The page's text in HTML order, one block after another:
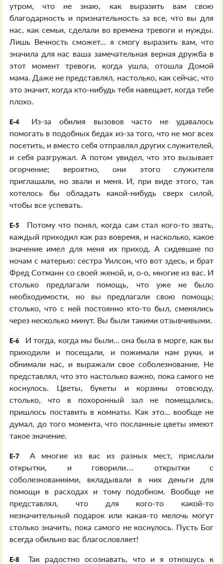
утром, что не знаю, как выразить вам свою
благодарность и признательность за все, что вы для
нас, как семьи, сделали во времена тревоги и нужды.
Лишь Вечность сможет... я смогу выразить вам, что
значила для нас ваша замечательная верная дружба в
этот момент тревоги, когда ушла, отошла Домой
мама. Даже не представлял, настолько, как сейчас, что
это значит, когда кто-нибудь тебя навещает, когда тебе
плохо.
E-4
Из-за обилия вызовов часто не удавалось
помогать в подобных бедах из-за того, что не мог всех
посетить, и вместо себя отправлял других служителей,
и себя разгружал. А потом увидел, что это вызывает
огорчение; вероятно, они этого служителя
приглашали, но звали и меня. И, при виде этого, так
хотелось бы обладать какой-нибудь сверх силой,
чтобы все успевать.
E-5
Потому что понял, когда сам стал кого-то звать,
каждый приходил как раз вовремя, и насколько, какое
значение имел для меня их приход. А сидевшие по
ночам с матерью: сестра Уилсон, что вот здесь, и брат
Фред Сотманн со своей женой, и, о-о, многие из вас. И
столько предлагали помощь, что уже не было
необходимости, но вы предлагали свою помощь;
столько, что с ней постоянно кто-то был, сменялись
через несколько минут. Вы были такими отзывчивыми.
E-6
И тогда, когда мы были... она была в морге, как вы
приходили и посещали, и пожимали нам руки, и
обнимали нас, и выражали свое соболезнование. Не
представлял, что это настолько важно, пока самого не
коснулось. Цветы, букеты и корзины отовсюду,
столько, что в похоронный зал не помещались,
пришлось поставить в комнаты. Как это... вообще не
думал, до того момента, что посланные цветы имеют
такое значение.
E-7
А многие из вас из разных мест, прислали
открытки, и говорили… открытки с
соболезнованиями, вкладывали в них деньги для
помощи в расходах и тому подобном. Вообще не
представлял, что для кого-то какой-то
незначительный подарок или какая-то мелочь могут
столько значить, пока самого не коснулось. Пусть Бог
всегда обильно вас благословляет!
E-8
Так радостно осознавать, что и я отношусь к